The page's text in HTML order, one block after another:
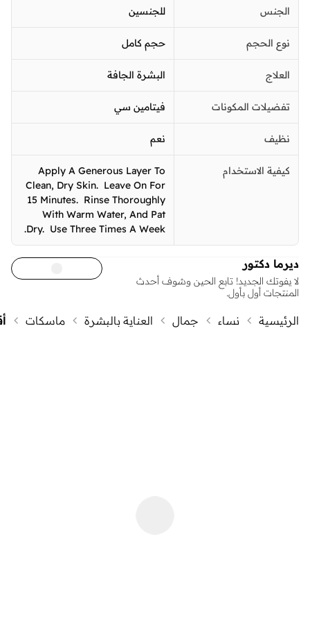
الجنس للجنسين
نوع الحجم حجم كامل
العلاج البشرة الجافة
تفضيلات المكونات فيتامين سي
نظيف نعم
كيفية الاستخدام
Apply A Generous Layer To
Clean, Dry Skin. Leave On For
15 Minutes. Rinse Thoroughly
With Warm Water, And Pat
Dry. Use Three Times A Week.
ديرما دكتور
لا يفوتك الجديد! تابع الحين وشوف أحدث
المنتجات أول بأول.
الرئيسية نساء جمال العناية بالبشرة ماسكات